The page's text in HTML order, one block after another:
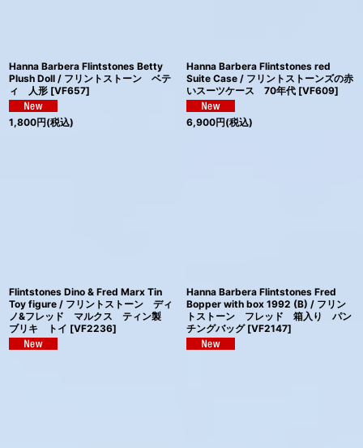
Hanna Barbera Flintstones Betty
Plush Doll / フリントストーン ベテ
ィ 人形 [VF657]
1,800円(税込)
Hanna Barbera Flintstones red
Suite Case / フリントストーンズの赤
いスーツケース 70年代 [VF609]
6,900円(税込)
Flintstones Dino & Fred Marx Tin
Toy figure / フリントストーン ディ
ノ&フレッド マルクス ティン製
ブリキ トイ [VF2236]
Hanna Barbera Flintstones Fred
Bopper with box 1992 (B) / フリン
トストーン フレッド 箱入り パン
チングバッグ [VF2147]